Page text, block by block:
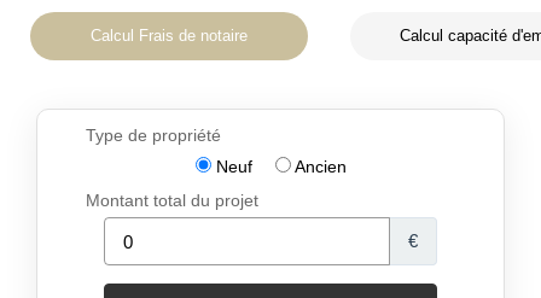
Calcul Frais de notaire Calcul capacité